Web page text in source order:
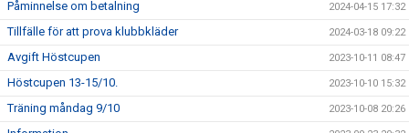
Påminnelse om betalning 2024-04-15 17:32
Tillfälle för att prova klubbkläder 2024-03-18 09:22
Avgift Höstcupen 2023-10-11 08:47
Höstcupen 13-15/10. 2023-10-10 15:32
Träning måndag 9/10 2023-10-08 20:26